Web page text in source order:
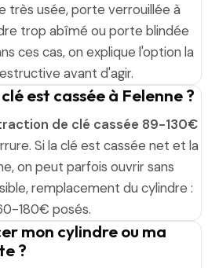
très usée, porte verrouillée à
trop abîmé ou porte blindée
ces cas, on explique l'option la
avant d'agir.
est cassée à Felenne ?
de clé cassée 89-130€
Si la clé est cassée net et la
on peut parfois ouvrir sans
remplacement du cylindre :
180€ posés.
mon cylindre ou ma
?